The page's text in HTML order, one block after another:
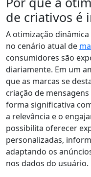
de criativos é
A otimização
no cenário atual de
consumidores são
diariamente. Em um
que as marcas se
criação de
forma significativa
a relevância e o
possibilita oferecer
personalizadas,
adaptando os
nos dados do usuário.